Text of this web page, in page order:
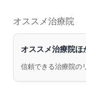
オススメ治療院
オススメ治療院ほ
信頼できる治療院の